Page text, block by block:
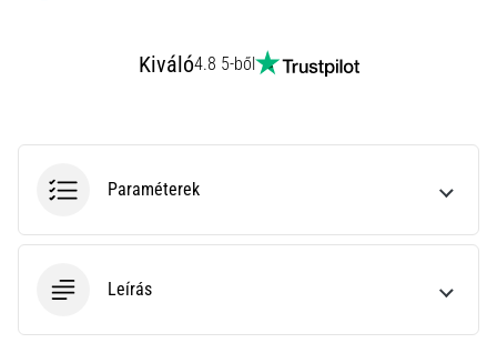
Kiváló4.8 5-ből
Paraméterek
Leírás